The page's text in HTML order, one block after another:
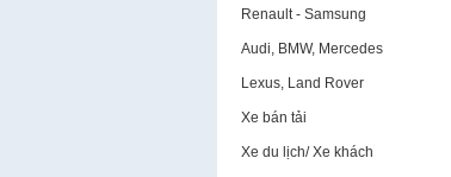
Renault - Samsung
Audi, BMW, Mercedes
Lexus, Land Rover
Xe bán tải
Xe du lịch/ Xe khách